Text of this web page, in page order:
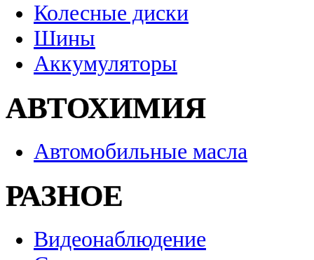
Колесные диски
Шины
Аккумуляторы
АВТОХИМИЯ
Автомобильные масла
РАЗНОЕ
Видеонаблюдение